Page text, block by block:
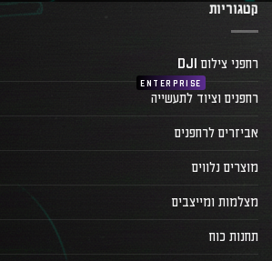
קטגוריות
רחפני צילום DJI
רחפנים וציוד לתעשייה
אביזרים לרחפנים
מוצרים נלווים
מצלמות ומייצבים
תחנות כוח